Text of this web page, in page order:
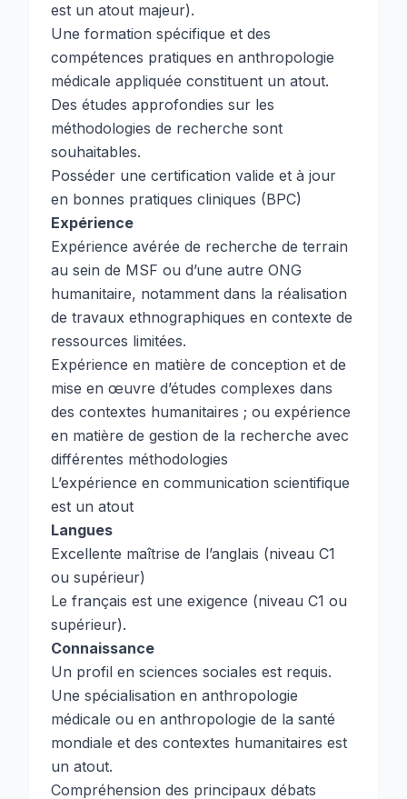
est un atout majeur).
Une formation spécifique et des
compétences pratiques en anthropologie
médicale appliquée constituent un atout.
Des études approfondies sur les
méthodologies de recherche sont
souhaitables.
Posséder une certification valide et à jour
en bonnes pratiques cliniques (BPC)
Expérience
Expérience avérée de recherche de terrain
au sein de MSF ou d’une autre ONG
humanitaire, notamment dans la réalisation
de travaux ethnographiques en contexte de
ressources limitées.
Expérience en matière de conception et de
mise en œuvre d’études complexes dans
des contextes humanitaires ; ou expérience
en matière de gestion de la recherche avec
différentes méthodologies
L’expérience en communication scientifique
est un atout
Langues
Excellente maîtrise de l’anglais (niveau C1
ou supérieur)
Le français est une exigence (niveau C1 ou
supérieur).
Connaissance
Un profil en sciences sociales est requis.
Une spécialisation en anthropologie
médicale ou en anthropologie de la santé
mondiale et des contextes humanitaires est
un atout.
Compréhension des principaux débats